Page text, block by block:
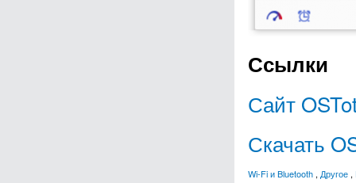
Ссылки
Сайт
Скачать
Wi-Fi и Bluetooth , Другое ,